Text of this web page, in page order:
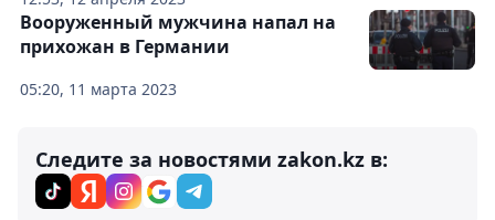
05:20, 11 марта 2023
Вооруженный мужчина напал на
прихожан в Германии
Следите за новостями zakon.kz в: